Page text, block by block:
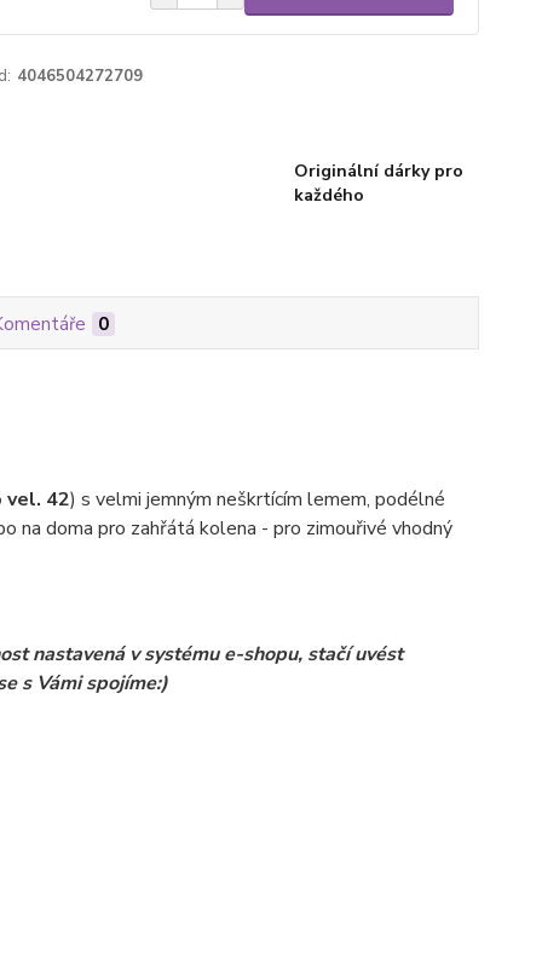
4046504272709
Originální dárky pro
každého
0
vel. 42) s velmi jemným neškrtícím lemem, podélné
na doma pro zahřátá kolena - pro zimouřivé vhodný
nastavená v systému e-shopu, stačí uvést
s Vámi spojíme:)